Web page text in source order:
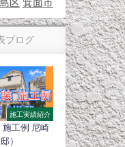
区 箕面市
ブログ
施工実績紹介
施工例 尼崎
）